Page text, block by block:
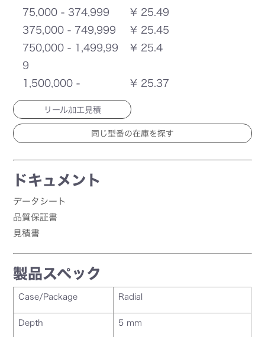
75,000 - 374,999
¥ 25.49
375,000 - 749,999
¥ 25.45
750,000 - 1,499,99
9
¥ 25.4
1,500,000 - ¥ 25.37
リール加工見積
ドキュメント
データシート
品質保証書
見積書
製品スペック
Case/Package Radial
Depth 5 mm